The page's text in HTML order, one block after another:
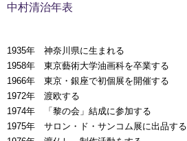
中村清治年表
1935年 神奈川県に生まれる
1958年 東京藝術大学油画科を卒業する
1966年 東京・銀座で初個展を開催する
1972年 渡欧する
1974年 「黎の会」結成に参加する
1975年 サロン・ド・サンコム展に出品する